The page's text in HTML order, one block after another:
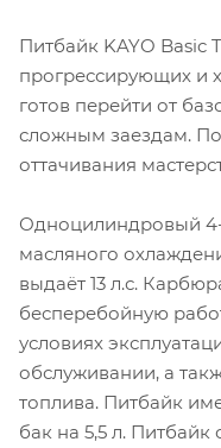
Питбайк KAYO Basic
прогрессирующих и
готов перейти от
сложным заездам.
оттачивания
Одноцилиндровый
масляного
выдаёт 13 л.с.
бесперебойную
условиях
обслуживании, а
топлива. Питбайк
бак на 5,5 л.